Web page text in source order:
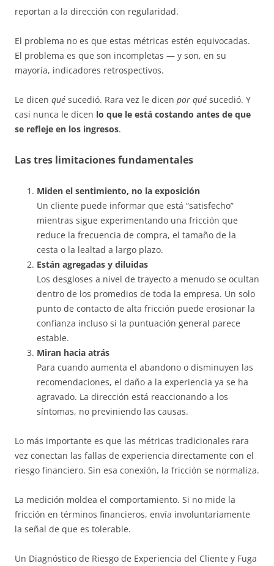
reportan a la dirección con regularidad.
El problema no es que estas métricas estén equivocadas.
El problema es que son incompletas — y son, en su
mayoría, indicadores retrospectivos.
Le dicen qué sucedió. Rara vez le dicen por qué sucedió. Y
casi nunca le dicen lo que le está costando antes de que
se refleje en los ingresos.
Las tres limitaciones fundamentales
Miden el sentimiento, no la exposición
Un cliente puede informar que está “satisfecho”
mientras sigue experimentando una fricción que
reduce la frecuencia de compra, el tamaño de la
cesta o la lealtad a largo plazo.
Están agregadas y diluidas
Los desgloses a nivel de trayecto a menudo se ocultan
dentro de los promedios de toda la empresa. Un solo
punto de contacto de alta fricción puede erosionar la
confianza incluso si la puntuación general parece
estable.
Miran hacia atrás
Para cuando aumenta el abandono o disminuyen las
recomendaciones, el daño a la experiencia ya se ha
agravado. La dirección está reaccionando a los
síntomas, no previniendo las causas.
Lo más importante es que las métricas tradicionales rara
vez conectan las fallas de experiencia directamente con el
riesgo financiero. Sin esa conexión, la fricción se normaliza.
La medición moldea el comportamiento. Si no mide la
fricción en términos financieros, envía involuntariamente
la señal de que es tolerable.
Un Diagnóstico de Riesgo de Experiencia del Cliente y Fuga